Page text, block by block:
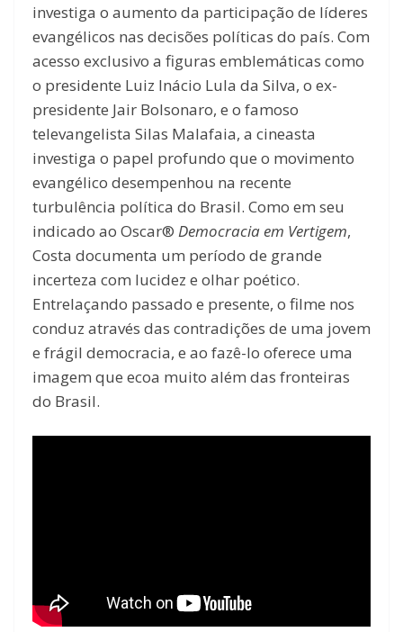
investiga o aumento da participação de líderes
evangélicos nas decisões políticas do país. Com
acesso exclusivo a figuras emblemáticas como
o presidente Luiz Inácio Lula da Silva, o ex-
presidente Jair Bolsonaro, e o famoso
televangelista Silas Malafaia, a cineasta
investiga o papel profundo que o movimento
evangélico desempenhou na recente
turbulência política do Brasil. Como em seu
indicado ao Oscar® Democracia em Vertigem,
Costa documenta um período de grande
incerteza com lucidez e olhar poético.
Entrelaçando passado e presente, o filme nos
conduz através das contradições de uma jovem
e frágil democracia, e ao fazê-lo oferece uma
imagem que ecoa muito além das fronteiras
do Brasil.